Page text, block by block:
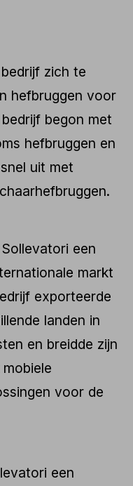
zich te
hefbruggen voor
begon met
hefbruggen en
uit met
een
markt
exporteerde
landen in
en breidde zijn
voor de
een